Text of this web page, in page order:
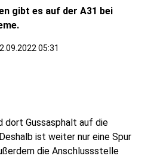
gibt es auf der A31 bei
05:31
Gussasphalt auf die
ist weiter nur eine Spur
die Anschlussstelle